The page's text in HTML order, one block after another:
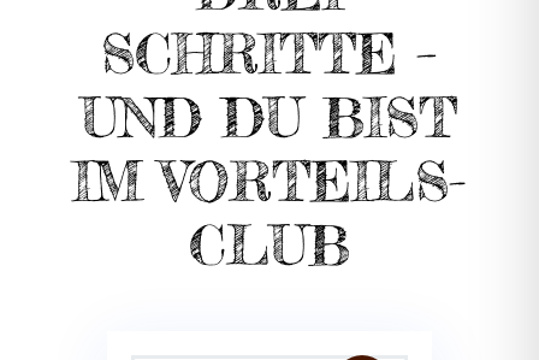
SCHRITTE –
UND DU BIST
IM VORTEILS-
CLUB